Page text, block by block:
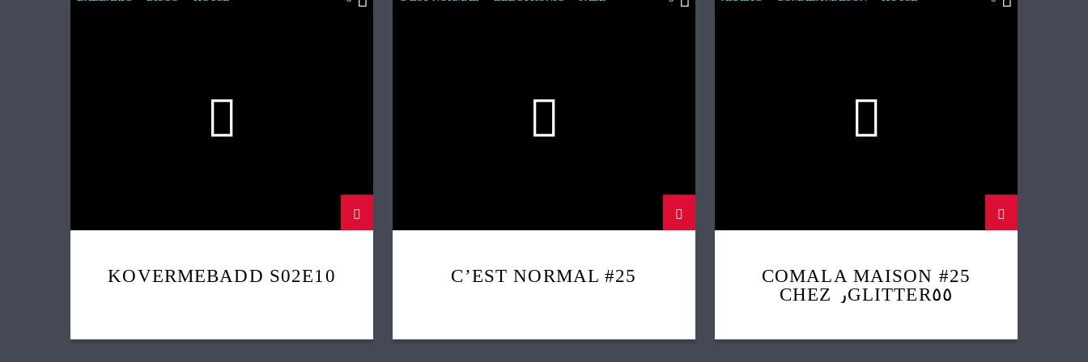
KOVERMEBADD S02E10 C’EST NORMAL #25
COMALA MAISON #25
CHEZ رGLITTER٥٥